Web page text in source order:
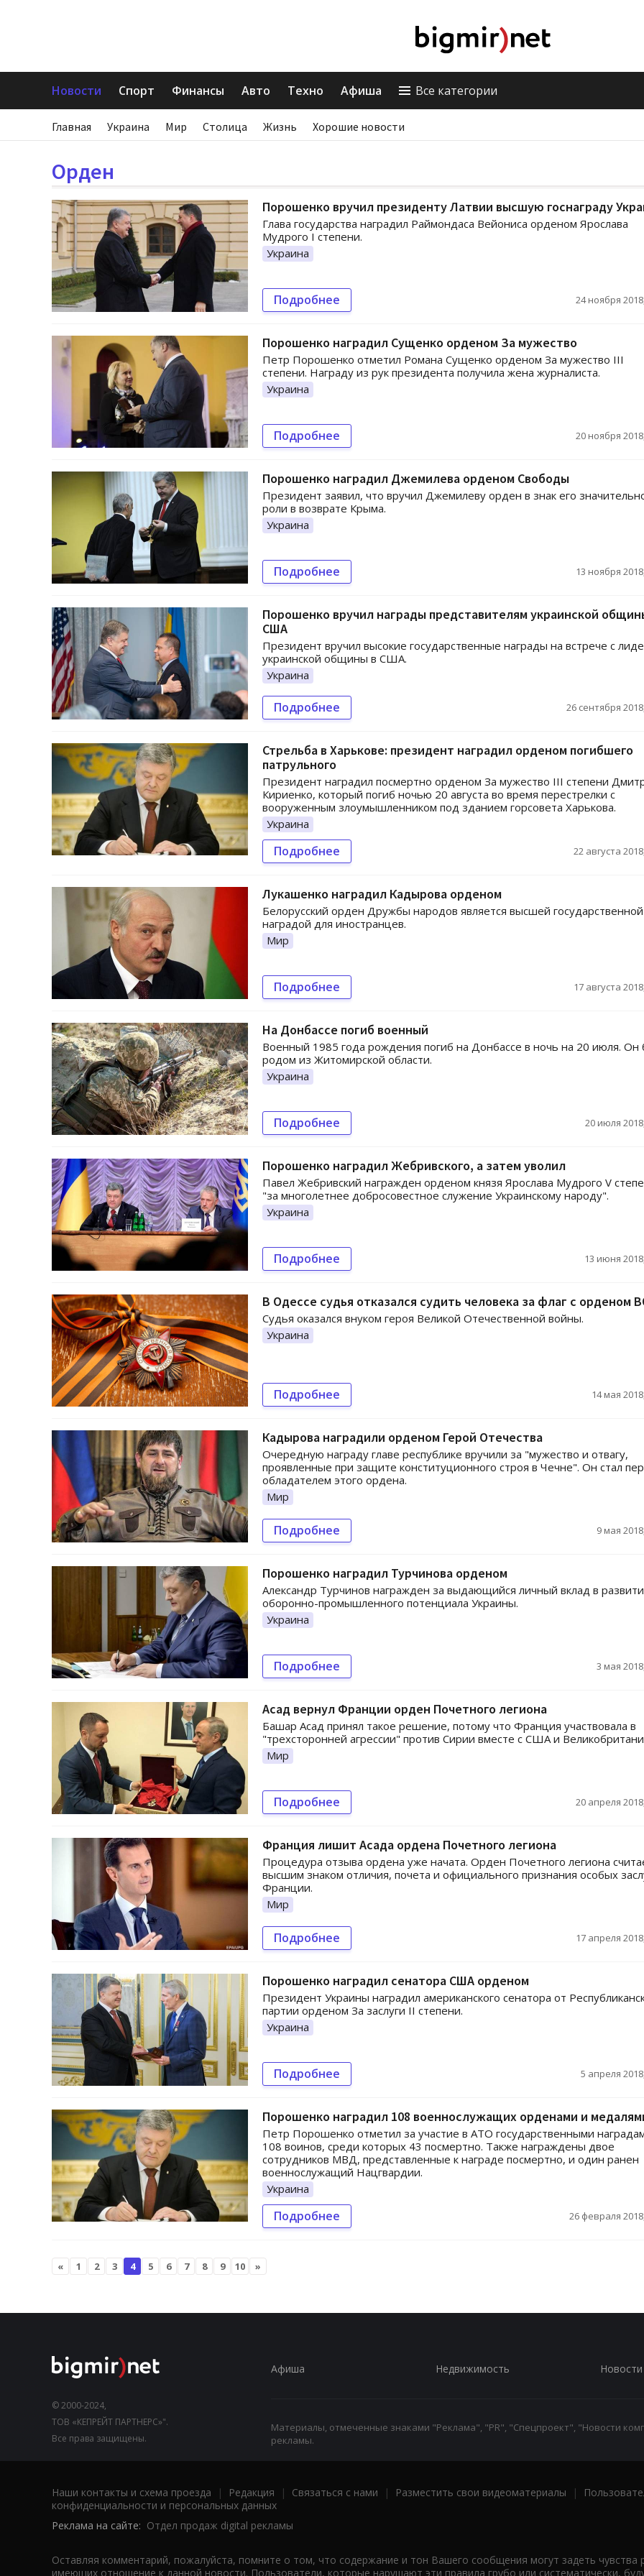
Новости Спорт Финансы Авто Техно Афиша Все категории
Главная Украина Мир Столица Жизнь Хорошие новости
Орден
Порошенко вручил президенту Латвии высшую госнаграду
Глава государства наградил Раймондаса Вейониса орденом Ярослава
Мудрого І степени.
Украина
Подробнее 24 ноября
Порошенко наградил Сущенко орденом За мужество
Петр Порошенко отметил Романа Сущенко орденом За мужество III
степени. Награду из рук президента получила жена журналиста.
Украина
Подробнее 20 ноября
Порошенко наградил Джемилева орденом Свободы
Президент заявил, что вручил Джемилеву орден в знак его
роли в возврате Крыма.
Украина
Подробнее 13 ноября
Порошенко вручил награды представителям украинской
США
Президент вручил высокие государственные награды на встрече с
украинской общины в США.
Украина
Подробнее 26 сентября
Стрельба в Харькове: президент наградил орденом погибшего
патрульного
Президент наградил посмертно орденом За мужество III степени
Кириенко, который погиб ночью 20 августа во время перестрелки с
вооруженным злоумышленником под зданием горсовета Харькова.
Украина
Подробнее 22 августа
Лукашенко наградил Кадырова орденом
Белорусский орден Дружбы народов является высшей государственной
наградой для иностранцев.
Мир
Подробнее 17 августа
На Донбассе погиб военный
Военный 1985 года рождения погиб на Донбассе в ночь на 20 июля. Он
родом из Житомирской области.
Украина
Подробнее 20 июля
Порошенко наградил Жебривского, а затем уволил
Павел Жебривский награжден орденом князя Ярослава Мудрого V
"за многолетнее добросовестное служение Украинскому народу".
Украина
Подробнее 13 июня
В Одессе судья отказался судить человека за флаг с орденом
Судья оказался внуком героя Великой Отечественной войны.
Украина
Подробнее 14 мая
Кадырова наградили орденом Герой Отечества
Очередную награду главе республике вручили за "мужество и отвагу,
проявленные при защите конституционного строя в Чечне". Он стал
обладателем этого ордена.
Мир
Подробнее 9 мая
Порошенко наградил Турчинова орденом
Александр Турчинов награжден за выдающийся личный вклад в
оборонно-промышленного потенциала Украины.
Украина
Подробнее 3 мая
Асад вернул Франции орден Почетного легиона
Башар Асад принял такое решение, потому что Франция участвовала в
"трехсторонней агрессии" против Сирии вместе с США и
Мир
Подробнее 20 апреля
Франция лишит Асада ордена Почетного легиона
Процедура отзыва ордена уже начата. Орден Почетного легиона
высшим знаком отличия, почета и официального признания особых
Франции.
Мир
Подробнее 17 апреля
Порошенко наградил сенатора США орденом
Президент Украины наградил американского сенатора от
партии орденом За заслуги II степени.
Украина
Подробнее 5 апреля
Порошенко наградил 108 военнослужащих орденами и
Петр Порошенко отметил за участие в АТО государственными
108 воинов, среди которых 43 посмертно. Также награждены двое
сотрудников МВД, представленные к награде посмертно, и один ранен
военнослужащий Нацгвардии.
Украина
Подробнее 26 февраля
« 1 2 3 4 5 6 7 8 9 10 »
© 2000-2024,
ТОВ «КЕПРЕЙТ ПАРТНЕРС»".
Все права защищены.
Афиша Недвижимость Новости
Материалы, отмеченные знаками "Реклама", "PR", "Спецпроект", "Новости
рекламы.
Наши контакты и схема проезда | Редакция | Связаться с нами | Разместить свои видеоматериалы |
конфиденциальности и персональных данных
Реклама на сайте: Отдел продаж digital рекламы
Оставляя комментарий, пожалуйста, помните о том, что содержание и тон Вашего сообщения могут задеть чувства
имеющих отношение к данной новости. Пользователи, которые нарушают эти правила грубо или систематически,